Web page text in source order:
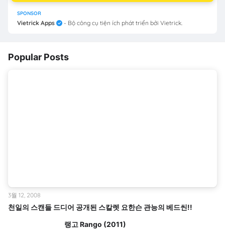
SPONSOR
Vietrick Apps - Bộ công cụ tiện ích phát triển bởi Vietrick.
Popular Posts
천일의 스캔들 드디어 공개된 스칼렛 요한슨 관능의 베드씬!!
3월 12, 2008
랭고 Rango (2011)